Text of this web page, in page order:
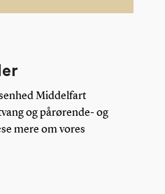
Middelfart
og pårørende- og
mere om vores